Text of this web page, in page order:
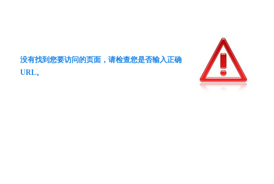
没有找到您要访问的页面，请检查您是否输入正确
URL。